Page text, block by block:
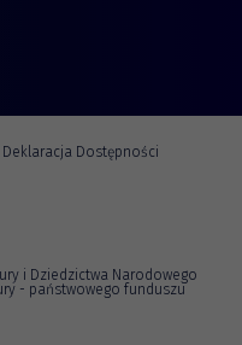
Deklaracja Dostępności
i Dziedzictwa Narodowego
- państwowego funduszu